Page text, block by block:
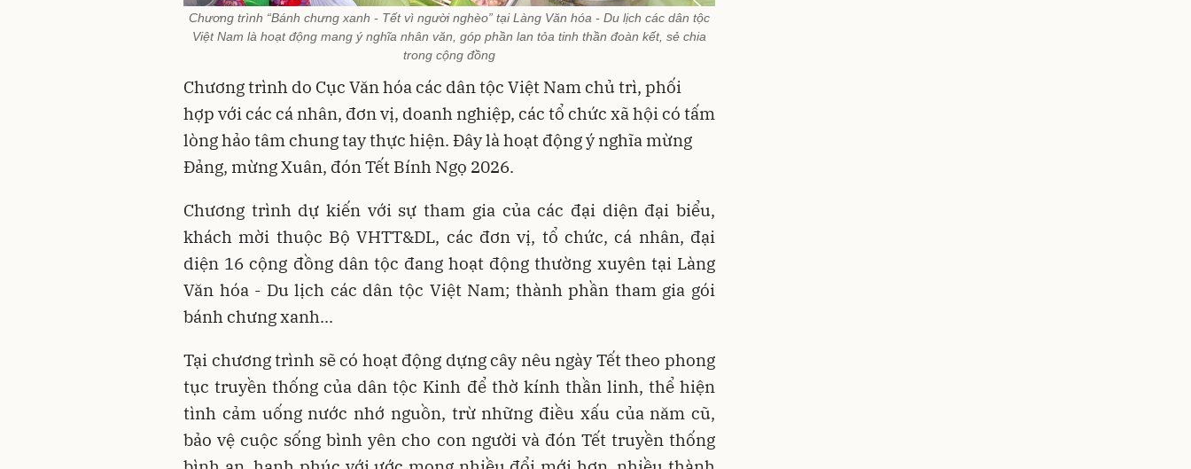
Chương trình “Bánh chưng xanh - Tết vì người nghèo” tại Làng Văn hóa - Du lịch các dân tộc
Việt Nam là hoạt động mang ý nghĩa nhân văn, góp phần lan tỏa tinh thần đoàn kết, sẻ chia
trong cộng đồng
Chương trình do Cục Văn hóa các dân tộc Việt Nam chủ trì, phối
hợp với các cá nhân, đơn vị, doanh nghiệp, các tổ chức xã hội có tấm
lòng hảo tâm chung tay thực hiện. Đây là hoạt động ý nghĩa mừng
Đảng, mừng Xuân, đón Tết Bính Ngọ 2026.
Chương trình dự kiến với sự tham gia của các đại diện đại biểu,
khách mời thuộc Bộ VHTT&DL, các đơn vị, tổ chức, cá nhân, đại
diện 16 cộng đồng dân tộc đang hoạt động thường xuyên tại Làng
Văn hóa - Du lịch các dân tộc Việt Nam; thành phần tham gia gói
bánh chưng xanh...
Tại chương trình sẽ có hoạt động dựng cây nêu ngày Tết theo phong
tục truyền thống của dân tộc Kinh để thờ kính thần linh, thể hiện
tình cảm uống nước nhớ nguồn, trừ những điều xấu của năm cũ,
bảo vệ cuộc sống bình yên cho con người và đón Tết truyền thống